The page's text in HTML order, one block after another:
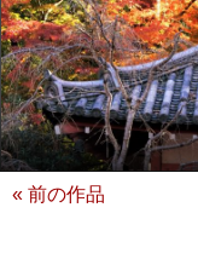
« 前の作品